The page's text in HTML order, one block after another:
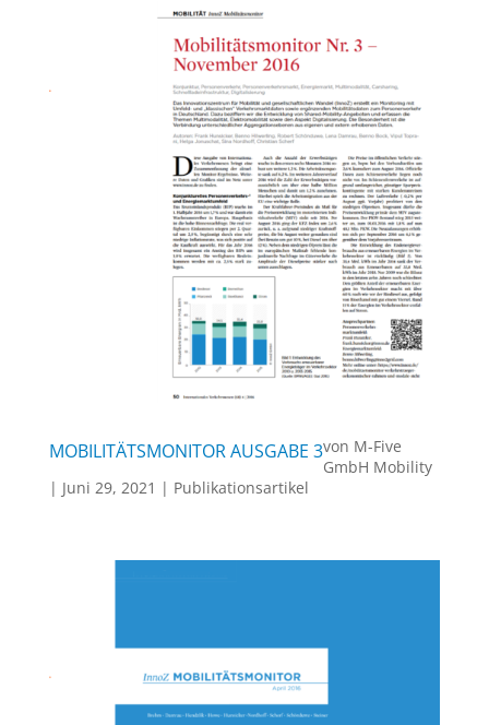
MOBILITÄTSMONITOR AUSGABE 3von M-Five
GmbH Mobility
| Juni 29, 2021 | Publikationsartikel